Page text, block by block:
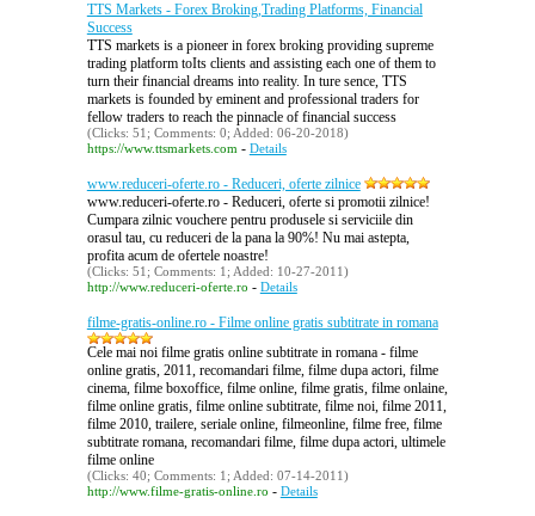
TTS Markets - Forex Broking,Trading Platforms, Financial
Success
TTS markets is a pioneer in forex broking providing supreme
trading platform toIts clients and assisting each one of them to
turn their financial dreams into reality. In ture sence, TTS
markets is founded by eminent and professional traders for
fellow traders to reach the pinnacle of financial success
(Clicks: 51; Comments: 0; Added: 06-20-2018)
https://www.ttsmarkets.com- Details
www.reduceri-oferte.ro - Reduceri, oferte zilnice
www.reduceri-oferte.ro - Reduceri, oferte si promotii zilnice!
Cumpara zilnic vouchere pentru produsele si serviciile din
orasul tau, cu reduceri de la pana la 90%! Nu mai astepta,
profita acum de ofertele noastre!
(Clicks: 51; Comments: 1; Added: 10-27-2011)
http://www.reduceri-oferte.ro - Details
filme-gratis-online.ro - Filme online gratis subtitrate in romana
Cele mai noi filme gratis online subtitrate in romana - filme
online gratis, 2011, recomandari filme, filme dupa actori, filme
cinema, filme boxoffice, filme online, filme gratis, filme onlaine,
filme online gratis, filme online subtitrate, filme noi, filme 2011,
filme 2010, trailere, seriale online, filmeonline, filme free, filme
subtitrate romana, recomandari filme, filme dupa actori, ultimele
filme online
(Clicks: 40; Comments: 1; Added: 07-14-2011)
http://www.filme-gratis-online.ro - Details